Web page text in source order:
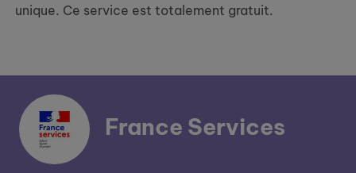
unique. Ce service est totalement gratuit.
France Services